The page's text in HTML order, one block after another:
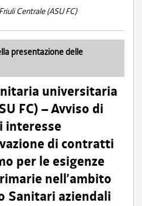
Centrale (ASU FC)
presentazione delle
universitaria
FC) – Avviso di
interesse
di contratti
per le esigenze
nell’ambito
Sanitari aziendali